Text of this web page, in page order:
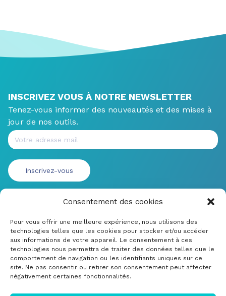
Consentement des cookies
Pour vous offrir une meilleure expérience, nous utilisons des
technologies telles que les cookies pour stocker et/ou accéder
aux informations de votre appareil. Le consentement à ces
technologies nous permettra de traiter des données telles que le
comportement de navigation ou les identifiants uniques sur ce
site. Ne pas consentir ou retirer son consentement peut affecter
négativement certaines fonctionnalités.
INSCRIVEZ VOUS À NOTRE NEWSLETTER
Tenez-vous informer des nouveautés et des mises à
jour de nos outils.
© CRDM Developpements 2022